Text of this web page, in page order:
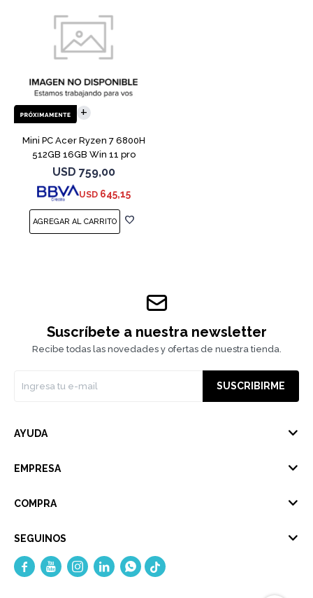
Mini PC Acer Ryzen 7 6800H
512GB 16GB Win 11 pro
USD 759,00
USD 645,15
Suscríbete a nuestra newsletter
Recibe todas las novedades y ofertas de nuestra tienda.
SUSCRIBIRME
AYUDA
EMPRESA
COMPRA
SEGUINOS
    